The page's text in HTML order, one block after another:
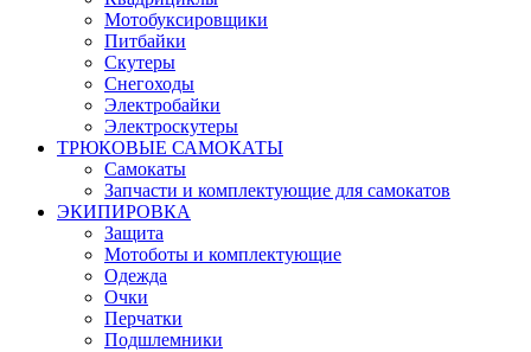
Мотобуксировщики
Питбайки
Скутеры
Снегоходы
Электробайки
Электроскутеры
ТРЮКОВЫЕ САМОКАТЫ
Самокаты
Запчасти и комплектующие для самокатов
ЭКИПИРОВКА
Защита
Мотоботы и комплектующие
Одежда
Очки
Перчатки
Подшлемники